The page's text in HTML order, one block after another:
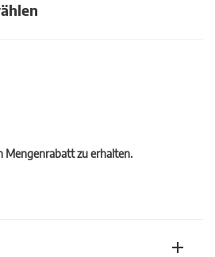
Mengenrabatt zu erhalten.